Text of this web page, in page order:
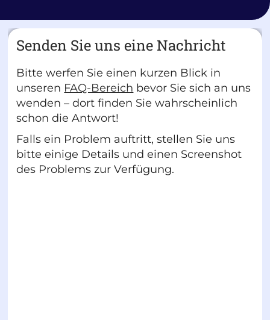
Senden Sie uns eine Nachricht
Bitte werfen Sie einen kurzen Blick in
unseren FAQ-Bereich bevor Sie sich an uns
wenden – dort finden Sie wahrscheinlich
schon die Antwort!
Falls ein Problem auftritt, stellen Sie uns
bitte einige Details und einen Screenshot
des Problems zur Verfügung.